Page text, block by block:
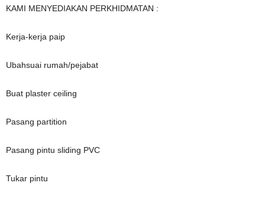
KAMI MENYEDIAKAN PERKHIDMATAN :
Kerja-kerja paip
Ubahsuai rumah/pejabat
Buat plaster ceiling
Pasang partition
Pasang pintu sliding PVC
Tukar pintu